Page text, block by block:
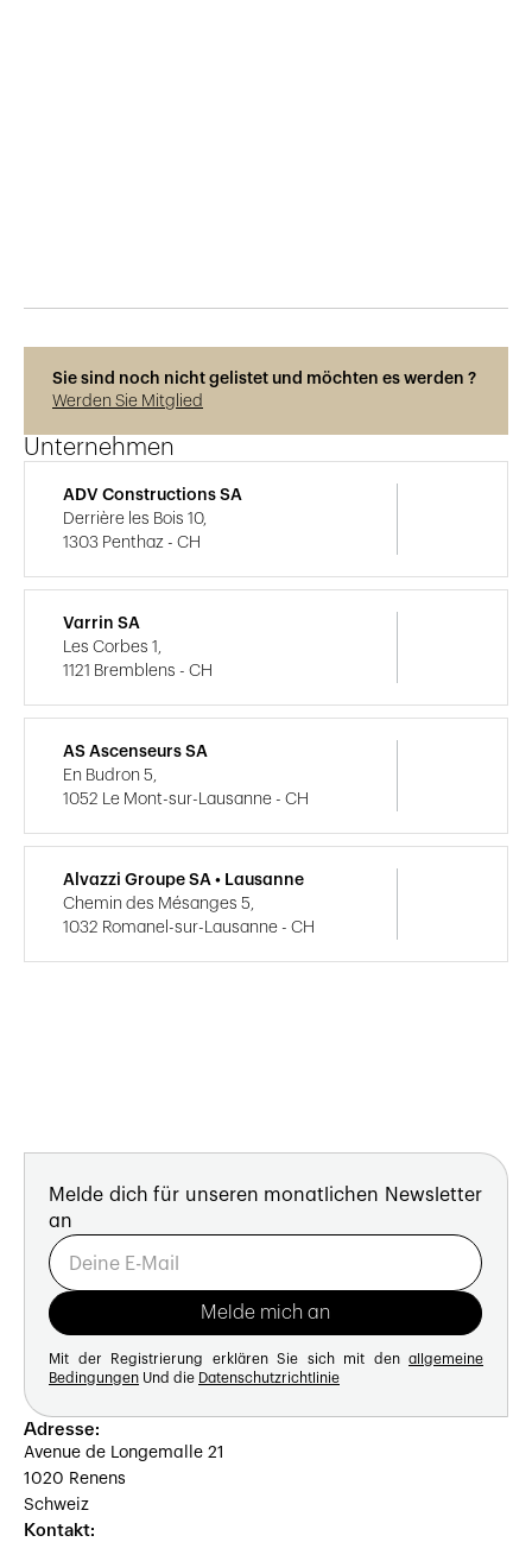
Sie sind noch nicht gelistet und möchten es werden ?
Werden Sie Mitglied
Unternehmen
ADV Constructions SA
Derrière les Bois 10,
1303 Penthaz - CH
Varrin SA
Les Corbes 1,
1121 Bremblens - CH
AS Ascenseurs SA
En Budron 5,
1052 Le Mont-sur-Lausanne - CH
Alvazzi Groupe SA • Lausanne
Chemin des Mésanges 5,
1032 Romanel-sur-Lausanne - CH
Melde dich für unseren monatlichen Newsletter
an
Mit der Registrierung erklären Sie sich mit den allgemeine
Bedingungen Und die Datenschutzrichtlinie
Adresse:
Avenue de Longemalle 21
1020 Renens
Schweiz
Kontakt: